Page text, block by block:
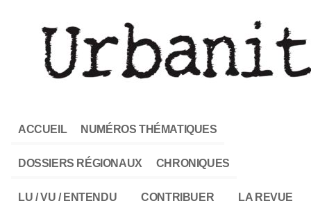
ACCUEIL NUMÉROS THÉMATIQUES
DOSSIERS RÉGIONAUX CHRONIQUES
LU / VU / ENTENDU CONTRIBUER LA REVUE